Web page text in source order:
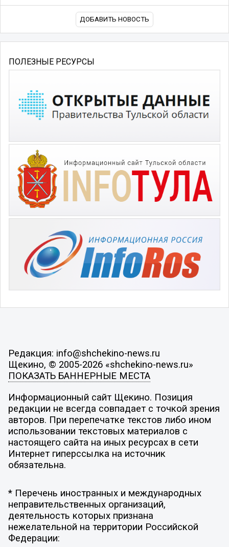
ДОБАВИТЬ НОВОСТЬ
ПОЛЕЗНЫЕ РЕСУРСЫ
Редакция: info@shchekino-news.ru
Щекино, © 2005-2026 «shchekino-news.ru»
ПОКАЗАТЬ БАННЕРНЫЕ МЕСТА
Информационный сайт Щекино. Позиция
редакции не всегда совпадает с точкой зрения
авторов. При перепечатке текстов либо ином
использовании текстовых материалов с
настоящего сайта на иных ресурсах в сети
Интернет гиперссылка на источник
обязательна.
* Перечень иностранных и международных
неправительственных организаций,
деятельность которых признана
нежелательной на территории Российской
Федерации: